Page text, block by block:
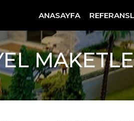
ANASAYFA